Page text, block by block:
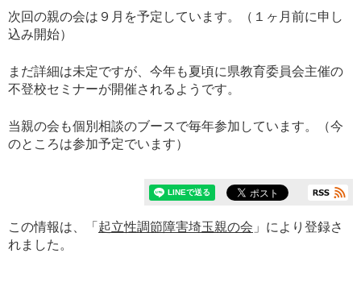
次回の親の会は９月を予定しています。（１ヶ月前に申し
込み開始）
まだ詳細は未定ですが、今年も夏頃に県教育委員会主催の
不登校セミナーが開催されるようです。
当親の会も個別相談のブースで毎年参加しています。（今
のところは参加予定でいます）
この情報は、「 起立性調節障害埼玉親の会 」により登録さ
れました。